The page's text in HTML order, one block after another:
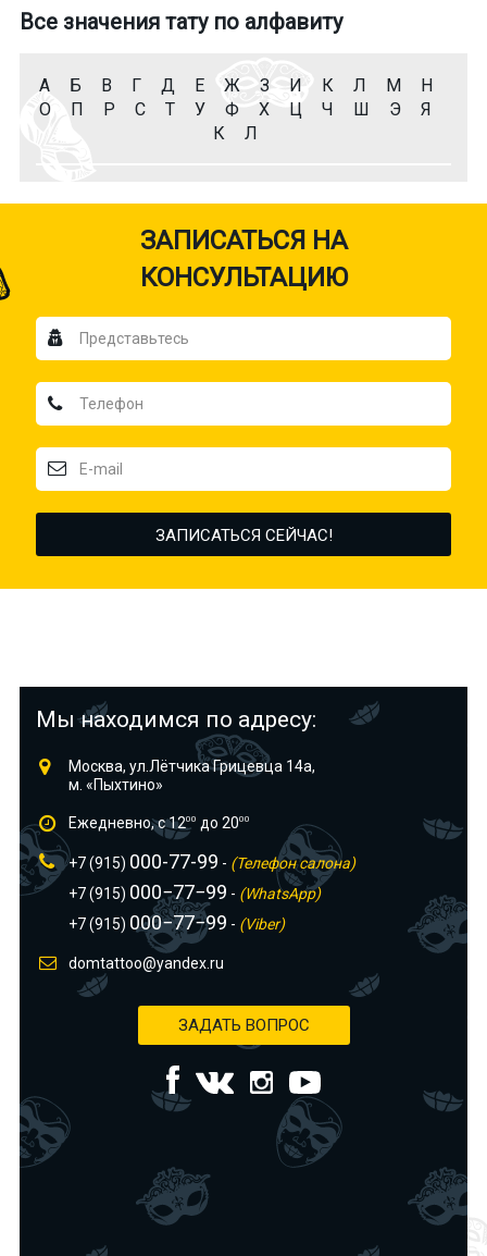
Все значения тату по алфавиту
А Б В Г Д Е Ж З И К Л М
Н
О
П Р С Т У Ф Х Ц Ч Ш Э
Я
К
Л
ЗАПИСАТЬСЯ НА
КОНСУЛЬТАЦИЮ
Мы находимся по адресу:
Москва, ул.Лётчика Грицевца 14а,
м. «Пыхтино»
Ежедневно, с 1200 до 2000
+7 (915) 000-77-99 - (Телефон салона)
+7 (915) 000−77−99 - (WhatsApp)
+7 (915) 000−77−99 - (Viber)
domtattoo@yandex.ru
ЗАДАТЬ ВОПРОС